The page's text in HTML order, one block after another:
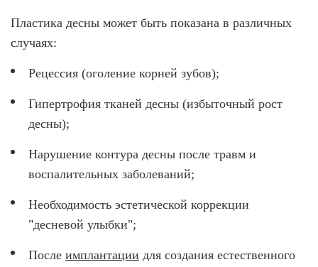
Протезирование на имплантах
Функциональная диагностика
Безметалловая керамика
Вкладки
Протезирование All-on-4
Съемные зубные протезы
Бюгельные протезы
Мостовидные протезы
Пластика десны может быть показана в различных
случаях:
Рецессия (оголение корней зубов);
Гипертрофия тканей десны (избыточный рост
десны);
Нарушение контура десны после травм и
воспалительных заболеваний;
Необходимость эстетической коррекции
"десневой улыбки";
После имплантации для создания естественного